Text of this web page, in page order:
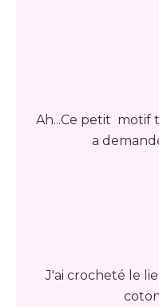
Ah...Ce petit motif
a
J'ai crocheté le